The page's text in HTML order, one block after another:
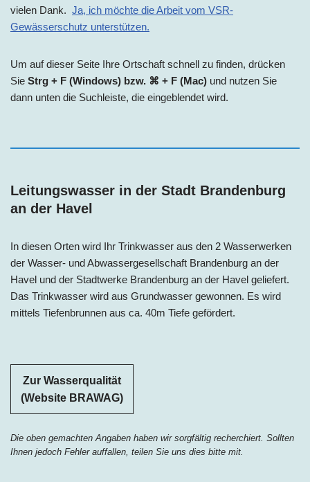
vielen Dank. Ja, ich möchte die Arbeit vom VSR-
Gewässerschutz unterstützen.
Um auf dieser Seite Ihre Ortschaft schnell zu finden, drücken
Sie Strg + F (Windows) bzw. ⌘ + F (Mac) und nutzen Sie
dann unten die Suchleiste, die eingeblendet wird.
Leitungswasser in der Stadt Brandenburg
an der Havel
In diesen Orten wird Ihr Trinkwasser aus den 2 Wasserwerken
der Wasser- und Abwassergesellschaft Brandenburg an der
Havel und der Stadtwerke Brandenburg an der Havel geliefert.
Das Trinkwasser wird aus Grundwasser gewonnen. Es wird
mittels Tiefenbrunnen aus ca. 40m Tiefe gefördert.
Zur Wasserqualität
(Website BRAWAG)
Die oben gemachten Angaben haben wir sorgfältig recherchiert. Sollten
Ihnen jedoch Fehler auffallen, teilen Sie uns dies bitte mit.